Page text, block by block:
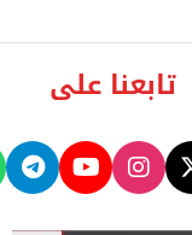
تابعنا على